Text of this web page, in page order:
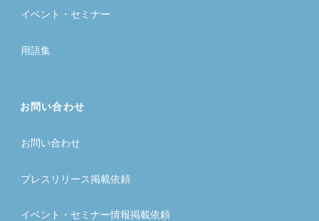
イベント・セミナー
用語集
お問い合わせ
お問い合わせ
プレスリリース掲載依頼
イベント・セミナー情報掲載依頼